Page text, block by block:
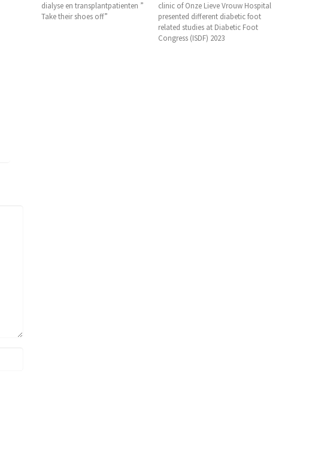
dialyse en transplantpatienten ”
Take their shoes off”
clinic of Onze Lieve Vrouw Hospital
presented different diabetic foot
related studies at Diabetic Foot
Congress (ISDF) 2023